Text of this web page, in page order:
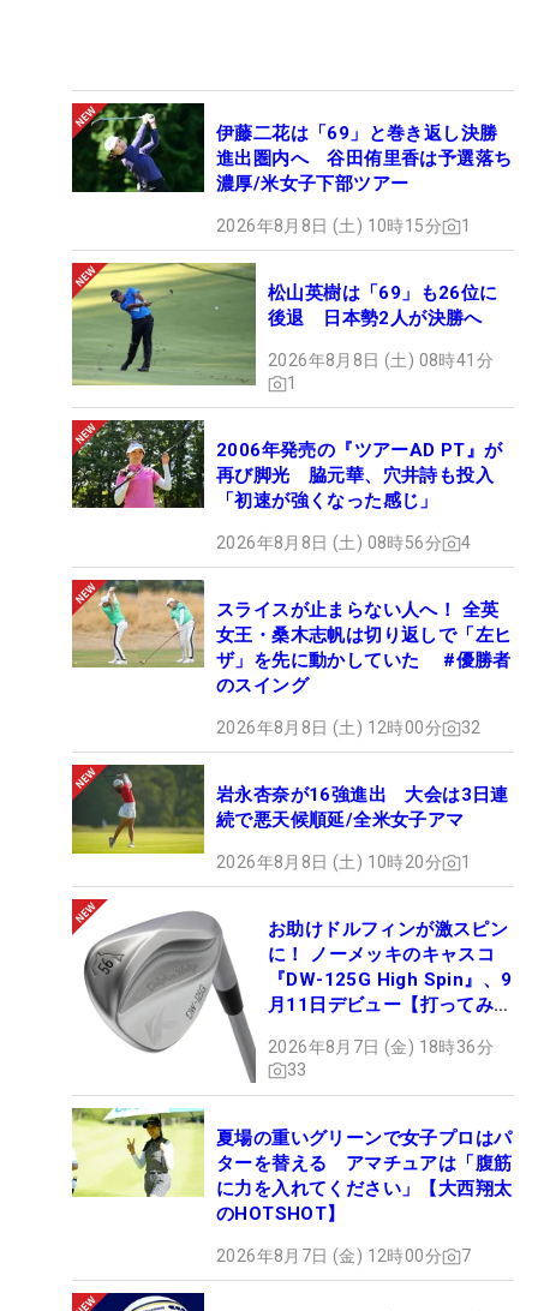
伊藤二花は「69」と巻き返し決勝
進出圏内へ 谷田侑里香は予選落ち
濃厚/米女子下部ツアー
2026年8月8日 (土) 10時15分 1
松山英樹は「69」も26位に
後退 日本勢2人が決勝へ
2026年8月8日 (土) 08時41分
1
2006年発売の『ツアーAD PT』が
再び脚光 脇元華、穴井詩も投入
「初速が強くなった感じ」
2026年8月8日 (土) 08時56分 4
スライスが止まらない人へ！ 全英
女王・桑木志帆は切り返しで「左ヒ
ザ」を先に動かしていた #優勝者
のスイング
2026年8月8日 (土) 12時00分 32
岩永杏奈が16強進出 大会は3日連
続で悪天候順延/全米女子アマ
2026年8月8日 (土) 10時20分 1
お助けドルフィンが激スピン
に！ ノーメッキのキャスコ
『DW-125G High Spin』、9
月11日デビュー【打ってみ
2026年8月7日 (金) 18時36分
33
夏場の重いグリーンで女子プロはパ
ターを替える アマチュアは「腹筋
に力を入れてください」【大西翔太
のHOTSHOT】
2026年8月7日 (金) 12時00分 7